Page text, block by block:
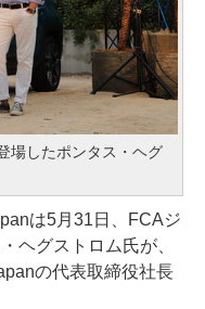
場したポンタス・ヘグ
は5月31日、FCAジ
ヘグストロム氏が、
の代表取締役社長